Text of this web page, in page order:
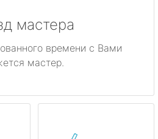
мастера
времени с Вами
мастер.